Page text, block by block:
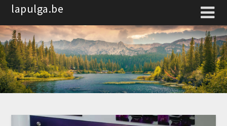
Spring
de
inhoud
lapulga.be